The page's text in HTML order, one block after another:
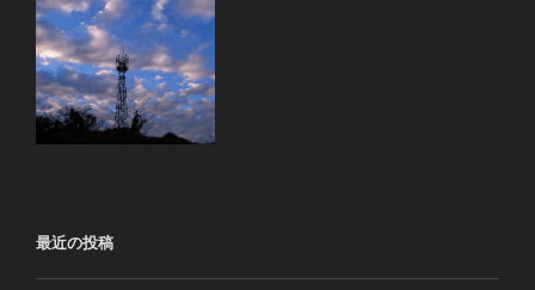
最近の投稿